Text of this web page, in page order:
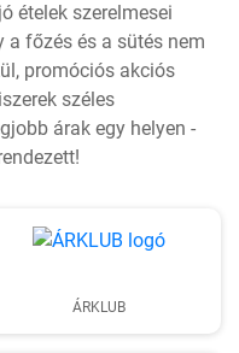
ételek szerelmesei
főzés és a sütés nem
promóciós akciós
széles
árak egy helyen -
ÁRKLUB